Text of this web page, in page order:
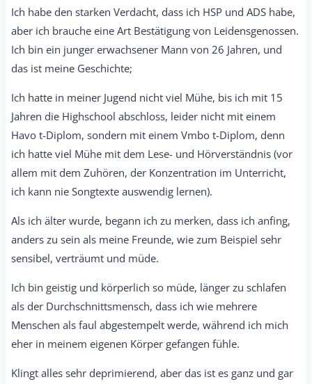
Ich habe den starken Verdacht, dass ich HSP und ADS habe,
aber ich brauche eine Art Bestätigung von Leidensgenossen.
Ich bin ein junger erwachsener Mann von 26 Jahren, und
das ist meine Geschichte;
Ich hatte in meiner Jugend nicht viel Mühe, bis ich mit 15
Jahren die Highschool abschloss, leider nicht mit einem
Havo t-Diplom, sondern mit einem Vmbo t-Diplom, denn
ich hatte viel Mühe mit dem Lese- und Hörverständnis (vor
allem mit dem Zuhören, der Konzentration im Unterricht,
ich kann nie Songtexte auswendig lernen).
Als ich älter wurde, begann ich zu merken, dass ich anfing,
anders zu sein als meine Freunde, wie zum Beispiel sehr
sensibel, verträumt und müde.
Ich bin geistig und körperlich so müde, länger zu schlafen
als der Durchschnittsmensch, dass ich wie mehrere
Menschen als faul abgestempelt werde, während ich mich
eher in meinem eigenen Körper gefangen fühle.
Klingt alles sehr deprimierend, aber das ist es ganz und gar